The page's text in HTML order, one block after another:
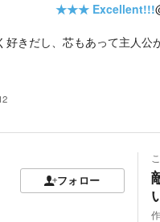
★★★ Excellent!!!
好きだし、芯もあって主人
フォロー